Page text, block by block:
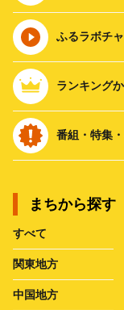
ふるラボチ
ランキング
番組・特集
まちから探す
すべて
関東地方
中国地方